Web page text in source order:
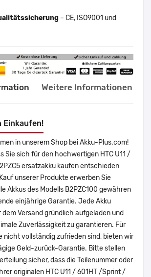
– CE, ISO9001 und
Weitere Informationen
Einkaufen!
in unserem Shop bei Akku-Plus.com!
Sie sich für den hochwertigen HTC U11 /
ersatzakku kaufen entschieden
unserer Produkte erwerben Sie
Akkus des Modells B2PZC100 gewähren
einjährige Garantie. Jede Akku
Versand gründlich aufgeladen und
Zuverlässigkeit zu garantieren. Für
nicht vollständig zufrieden sind, bieten wir
Geld-zurück-Garantie. Bitte stellen
sicher, dass die Teilenummer oder
originalen HTC U11 / 601HT /Sprint /